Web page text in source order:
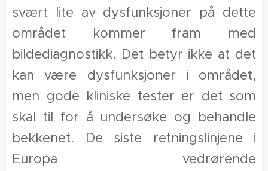
svært lite av dysfunksjoner på dette
området kommer fram med
bildediagnostikk. Det betyr ikke at det
kan være dysfunksjoner i området,
men gode kliniske tester er det som
skal til for å undersøke og behandle
bekkenet. De siste retningslinjene i
Europa vedrørende